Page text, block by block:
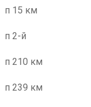
п 15 км
п 2-й
п 210 км
п 239 км